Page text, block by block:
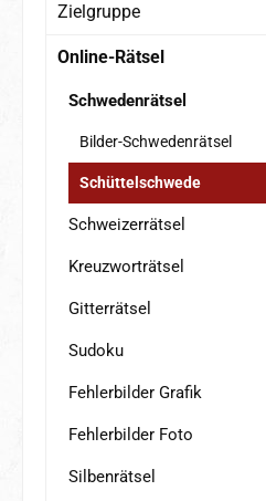
Zielgruppe
Online-Rätsel
Schwedenrätsel
Bilder-Schwedenrätsel
Schüttelschwede
Schweizerrätsel
Kreuzworträtsel
Gitterrätsel
Sudoku
Fehlerbilder Grafik
Fehlerbilder Foto
Silbenrätsel